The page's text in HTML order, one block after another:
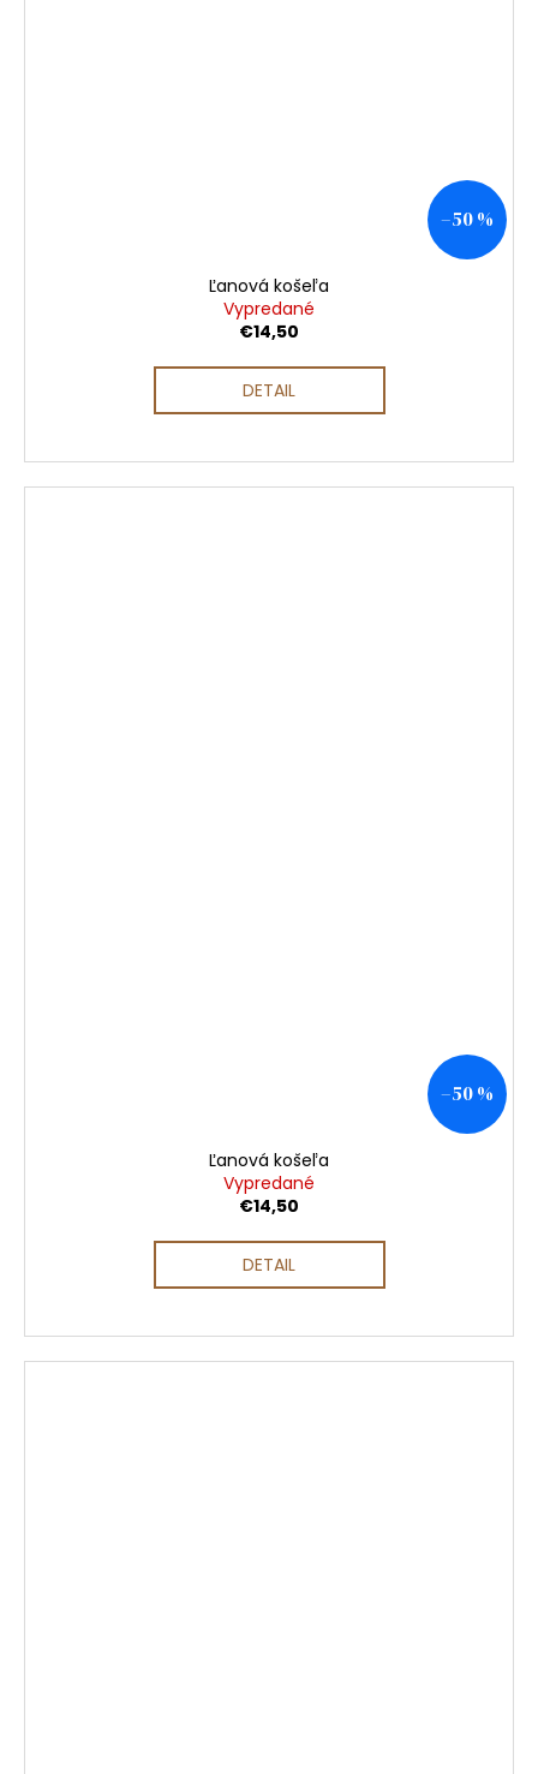
–50 %
Ľanová košeľa
Vypredané
€14,50
DETAIL
–50 %
Ľanová košeľa
Vypredané
€14,50
DETAIL